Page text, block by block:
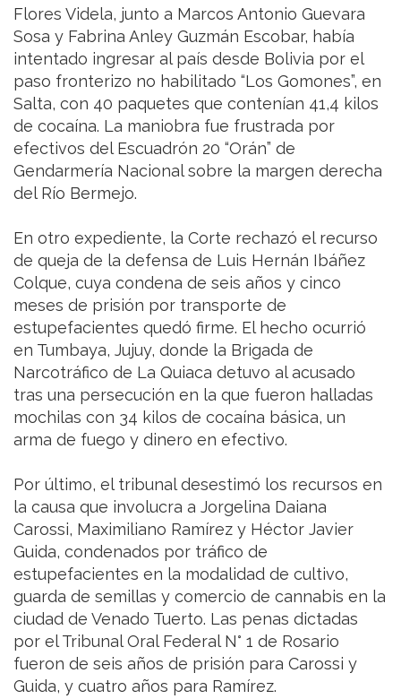
Flores Videla, junto a Marcos Antonio Guevara
Sosa y Fabrina Anley Guzmán Escobar, había
intentado ingresar al país desde Bolivia por el
paso fronterizo no habilitado “Los Gomones”, en
Salta, con 40 paquetes que contenían 41,4 kilos
de cocaína. La maniobra fue frustrada por
efectivos del Escuadrón 20 “Orán” de
Gendarmería Nacional sobre la margen derecha
del Río Bermejo.
En otro expediente, la Corte rechazó el recurso
de queja de la defensa de Luis Hernán Ibáñez
Colque, cuya condena de seis años y cinco
meses de prisión por transporte de
estupefacientes quedó firme. El hecho ocurrió
en Tumbaya, Jujuy, donde la Brigada de
Narcotráfico de La Quiaca detuvo al acusado
tras una persecución en la que fueron halladas
mochilas con 34 kilos de cocaína básica, un
arma de fuego y dinero en efectivo.
Por último, el tribunal desestimó los recursos en
la causa que involucra a Jorgelina Daiana
Carossi, Maximiliano Ramírez y Héctor Javier
Guida, condenados por tráfico de
estupefacientes en la modalidad de cultivo,
guarda de semillas y comercio de cannabis en la
ciudad de Venado Tuerto. Las penas dictadas
por el Tribunal Oral Federal N° 1 de Rosario
fueron de seis años de prisión para Carossi y
Guida, y cuatro años para Ramírez.